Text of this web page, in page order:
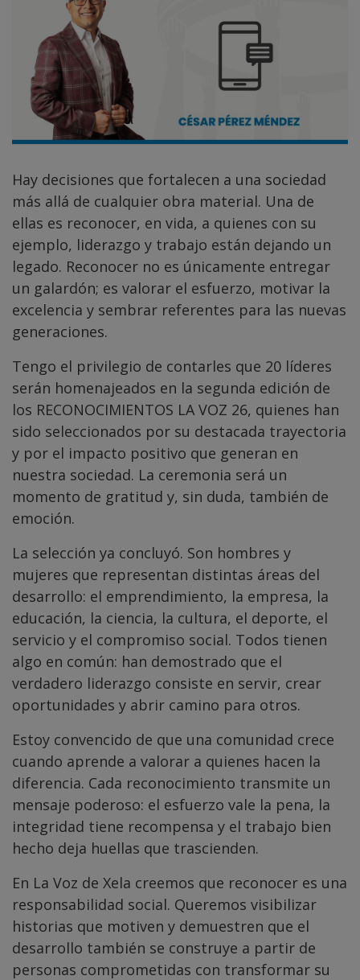
Hay decisiones que fortalecen a una sociedad
más allá de cualquier obra material. Una de
ellas es reconocer, en vida, a quienes con su
ejemplo, liderazgo y trabajo están dejando un
legado. Reconocer no es únicamente entregar
un galardón; es valorar el esfuerzo, motivar la
excelencia y sembrar referentes para las nuevas
generaciones.
Tengo el privilegio de contarles que 20 líderes
serán homenajeados en la segunda edición de
los RECONOCIMIENTOS LA VOZ 26, quienes han
sido seleccionados por su destacada trayectoria
y por el impacto positivo que generan en
nuestra sociedad. La ceremonia será un
momento de gratitud y, sin duda, también de
emoción.
La selección ya concluyó. Son hombres y
mujeres que representan distintas áreas del
desarrollo: el emprendimiento, la empresa, la
educación, la ciencia, la cultura, el deporte, el
servicio y el compromiso social. Todos tienen
algo en común: han demostrado que el
verdadero liderazgo consiste en servir, crear
oportunidades y abrir camino para otros.
Estoy convencido de que una comunidad crece
cuando aprende a valorar a quienes hacen la
diferencia. Cada reconocimiento transmite un
mensaje poderoso: el esfuerzo vale la pena, la
integridad tiene recompensa y el trabajo bien
hecho deja huellas que trascienden.
En La Voz de Xela creemos que reconocer es una
responsabilidad social. Queremos visibilizar
historias que motiven y demuestren que el
desarrollo también se construye a partir de
personas comprometidas con transformar su